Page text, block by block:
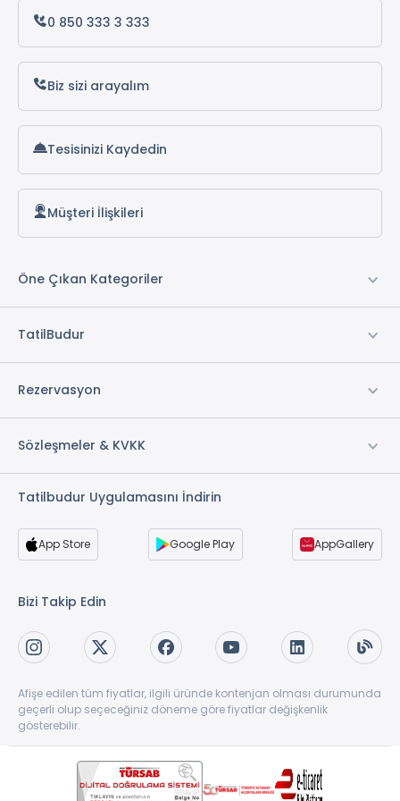
* ile işaretli özellikler ücretlidir.
Alanya Otelleri
0 850 333 3 333
Biz sizi arayalım
Tesisinizi Kaydedin
Müşteri İlişkileri
Öne Çıkan Kategoriler
TatilBudur
Rezervasyon
Sözleşmeler & KVKK
Tatilbudur Uygulamasını İndirin
App Store Google Play AppGallery
Bizi Takip Edin
Afişe edilen tüm fiyatlar, ilgili üründe kontenjan olması durumunda
geçerli olup seçeceğiniz döneme göre fiyatlar değişkenlik
gösterebilir.